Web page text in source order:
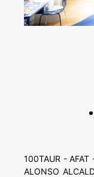
100TAUR - AFAT
ALONSO